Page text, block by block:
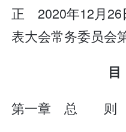
正 2020年12月26
表大会常务委员会
第一章 总 则